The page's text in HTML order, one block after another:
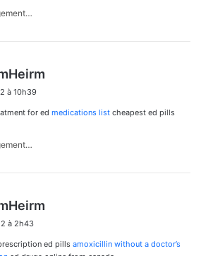
à 10h39
for ed medications list cheapest ed pills
à 2h43
ed pills amoxicillin without a doctor’s